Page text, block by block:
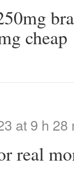
cheap
at 9 h 28
real